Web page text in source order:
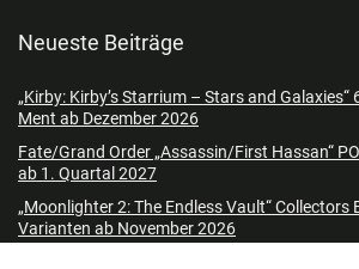
Neueste Beiträge
„Kirby: Kirby’s Starrium – Stars and Galaxies“
Ment ab Dezember 2026
Fate/Grand Order „Assassin/First Hassan“
ab 1. Quartal 2027
„Moonlighter 2: The Endless Vault“ Collectors
Varianten ab November 2026